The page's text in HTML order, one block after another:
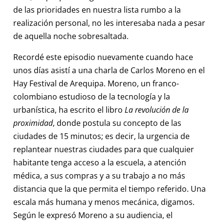
de las prioridades en nuestra lista rumbo a la
realización personal, no les interesaba nada a pesar
de aquella noche sobresaltada.
Recordé este episodio nuevamente cuando hace
unos días asistí a una charla de Carlos Moreno en el
Hay Festival de Arequipa. Moreno, un franco-
colombiano estudioso de la tecnología y la
urbanística, ha escrito el libro La revolución de la
proximidad, donde postula su concepto de las
ciudades de 15 minutos; es decir, la urgencia de
replantear nuestras ciudades para que cualquier
habitante tenga acceso a la escuela, a atención
médica, a sus compras y a su trabajo a no más
distancia que la que permita el tiempo referido. Una
escala más humana y menos mecánica, digamos.
Según le expresó Moreno a su audiencia, el